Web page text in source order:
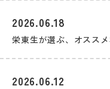
2026.06.18
栄東生が選ぶ、オスス
2026.06.12